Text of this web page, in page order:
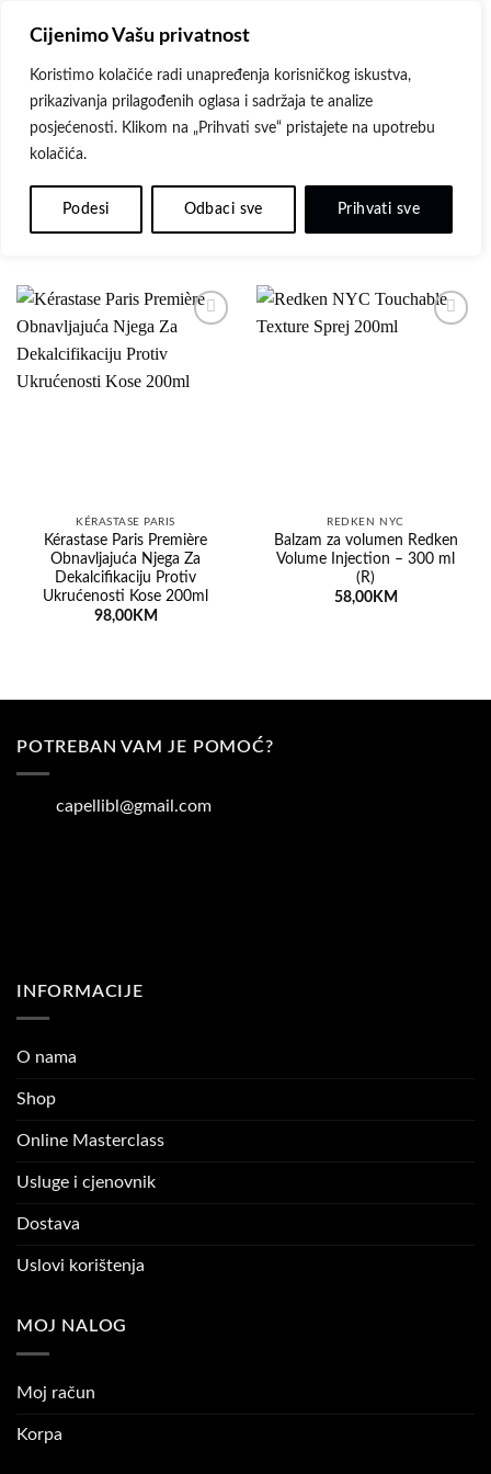
Cijenimo Vašu privatnost
Koristimo kolačiće radi unapređenja korisničkog iskustva,
prikazivanja prilagođenih oglasa i sadržaja te analize
posjećenosti. Klikom na „Prihvati sve“ pristajete na upotrebu
kolačića.
Podesi Odbaci sve Prihvati sve
content
POČETNA PROIZVODI OZNAČENI “NJEGA”
KÉRASTASE PARIS
Kérastase Paris Première
Obnavljajuća Njega Za
Dekalcifikaciju Protiv
Ukrućenosti Kose 200ml
98,00KM
REDKEN NYC
Balzam za volumen Redken
Volume Injection – 300 ml
(R)
58,00KM
POTREBAN VAM JE POMOĆ?
capellibl@gmail.com
INFORMACIJE
O nama
Shop
Online Masterclass
Usluge i cjenovnik
Dostava
Uslovi korištenja
MOJ NALOG
Moj račun
Korpa